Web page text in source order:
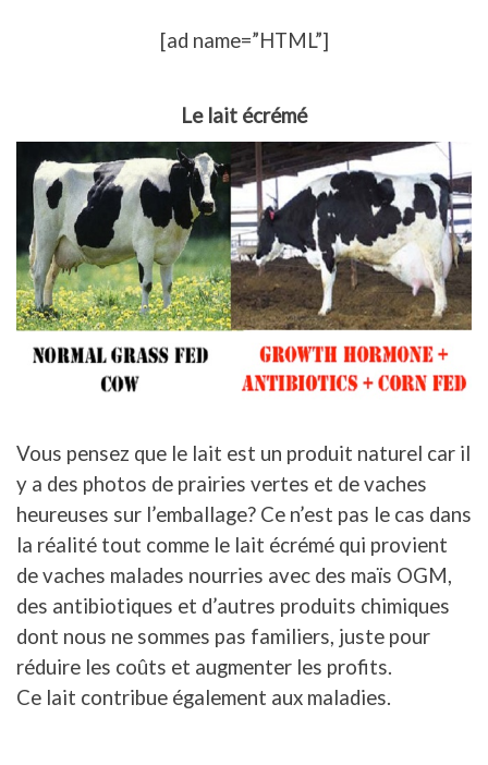
[ad name=”HTML”]
Le lait écrémé
Vous pensez que le lait est un produit naturel car il
y a des photos de prairies vertes et de vaches
heureuses sur l’emballage? Ce n’est pas le cas dans
la réalité tout comme le lait écrémé qui provient
de vaches malades nourries avec des maïs OGM,
des antibiotiques et d’autres produits chimiques
dont nous ne sommes pas familiers, juste pour
réduire les coûts et augmenter les profits.
Ce lait contribue également aux maladies.